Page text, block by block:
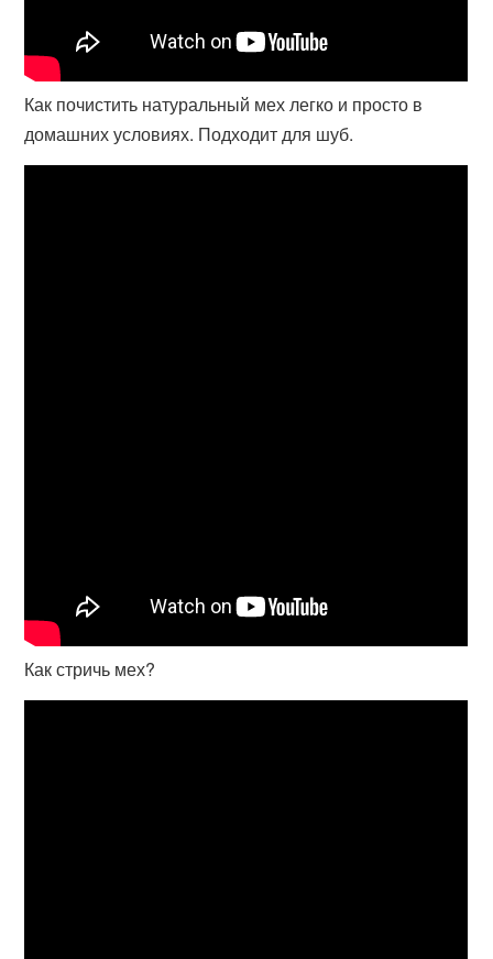
Как почистить натуральный мех легко и просто в
домашних условиях. Подходит для шуб.
Как стричь мех?